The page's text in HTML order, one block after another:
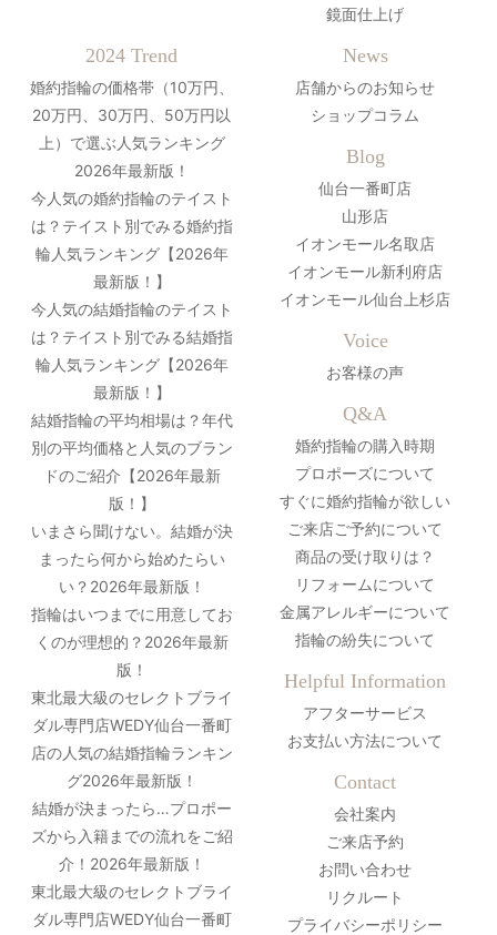
鏡面仕上げ
2024 Trend
婚約指輪の価格帯（10万円、
20万円、30万円、50万円以
上）で選ぶ人気ランキング
2026年最新版！
今人気の婚約指輪のテイスト
は？テイスト別でみる婚約指
輪人気ランキング【2026年
最新版！】
今人気の結婚指輪のテイスト
は？テイスト別でみる結婚指
輪人気ランキング【2026年
最新版！】
結婚指輪の平均相場は？年代
別の平均価格と人気のブラン
ドのご紹介【2026年最新
版！】
いまさら聞けない。結婚が決
まったら何から始めたらい
い？2026年最新版！
指輪はいつまでに用意してお
くのが理想的？2026年最新
版！
東北最大級のセレクトブライ
ダル専門店WEDY仙台一番町
店の人気の結婚指輪ランキン
グ2026年最新版！
結婚が決まったら…プロポー
ズから入籍までの流れをご紹
介！2026年最新版！
東北最大級のセレクトブライ
ダル専門店WEDY仙台一番町
News
店舗からのお知らせ
ショップコラム
Blog
仙台一番町店
山形店
イオンモール名取店
イオンモール新利府店
イオンモール仙台上杉店
Voice
お客様の声
Q&A
婚約指輪の購入時期
プロポーズについて
すぐに婚約指輪が欲しい
ご来店ご予約について
商品の受け取りは？
リフォームについて
金属アレルギーについて
指輪の紛失について
Helpful Information
アフターサービス
お支払い方法について
Contact
会社案内
ご来店予約
お問い合わせ
リクルート
プライバシーポリシー